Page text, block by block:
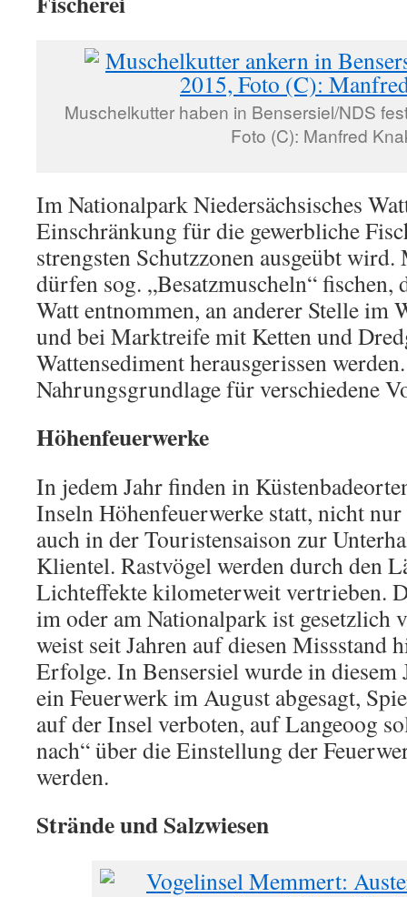
Muschelkutter haben in Bensersiel/NDS
Foto (C): Manfred
Im Nationalpark Niedersächsisches
Einschränkung für die gewerbliche
strengsten Schutzzonen ausgeübt
dürfen sog. „Besatzmuscheln“ fischen,
Watt entnommen, an anderer Stelle im
und bei Marktreife mit Ketten und
Wattensediment herausgerissen
Nahrungsgrundlage für verschiedene
Höhenfeuerwerke
In jedem Jahr finden in
Inseln Höhenfeuerwerke statt, nicht
auch in der Touristensaison zur
Klientel. Rastvögel werden durch den
Lichteffekte kilometerweit vertrieben.
im oder am Nationalpark ist gesetzlich
weist seit Jahren auf diesen Missstand
Erfolge. In Bensersiel wurde in diesem
ein Feuerwerk im August abgesagt,
auf der Insel verboten, auf Langeoog
nach“ über die Einstellung der
werden.
Strände und Salzwiesen